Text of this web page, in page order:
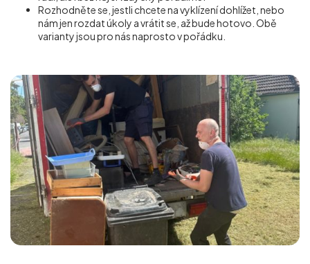
Rozhodněte se, jestli chcete na vyklízení dohlížet, nebo
nám jen rozdat úkoly a vrátit se, až bude hotovo. Obě
varianty jsou pro nás naprosto v pořádku.